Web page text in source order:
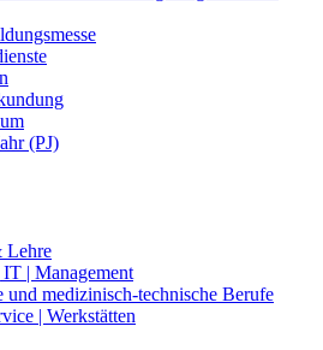
(PJ)
Lehre
| Management
und medizinisch-technische Berufe
| Werkstätten